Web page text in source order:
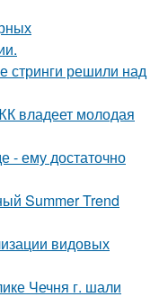
стринги решили над
владеет молодая
- ему достаточно
Summer Trend
видовых
Чечня г. шали